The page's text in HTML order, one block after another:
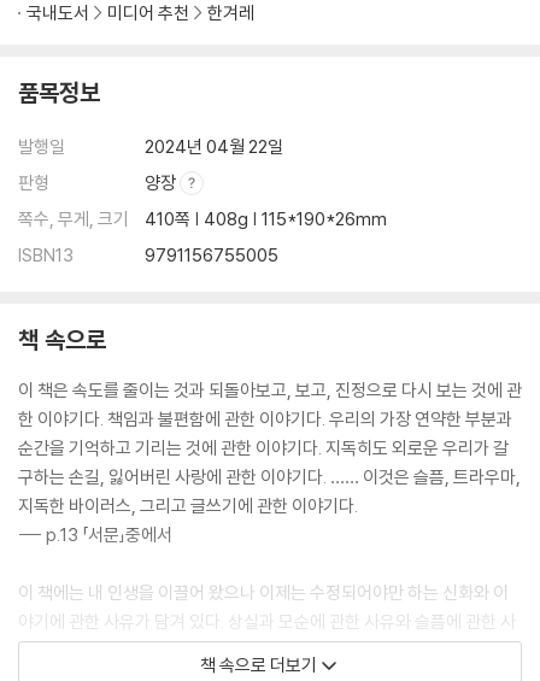
국내도서
미디어 추천 한겨레
품목정보
발행일
2024년 04월 22일
판형
양장
쪽수, 무게, 크기
410쪽 | 408g | 115*190*26mm
ISBN13
9791156755005
책 속으로
이 책은 속도를 줄이는 것과 되돌아보고, 보고, 진정으로 다시 보는 것에 관
한 이야기다. 책임과 불편함에 관한 이야기다. 우리의 가장 연약한 부분과
순간을 기억하고 기리는 것에 관한 이야기다. 지독히도 외로운 우리가 갈
구하는 손길, 잃어버린 사랑에 관한 이야기다. …… 이것은 슬픔, 트라우마,
지독한 바이러스, 그리고 글쓰기에 관한 이야기다.
--- p.13 「서문」중에서
이 책에는 내 인생을 이끌어 왔으나 이제는 수정되어야만 하는 신화와 이
야기에 관한 사유가 담겨 있다. 상실과 모순에 관한 사유와 슬픔에 관한 사
유도 있다. 애도 되지 못하고 나누어지지 못한, 소화되지 못한 슬픔이 너무
책 속으로 더보기